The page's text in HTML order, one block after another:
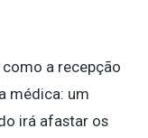
a recepção
médica: um
irá afastar os